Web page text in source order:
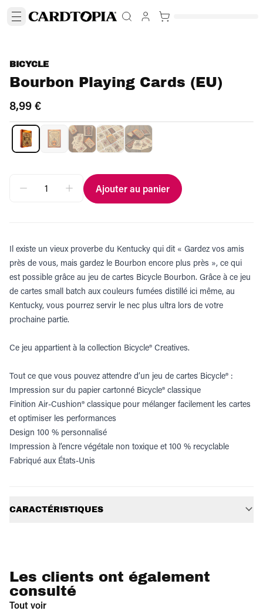
BICYCLE
Bourbon Playing Cards (EU)
8,99 €
Ajouter au panier
Il existe un vieux proverbe du Kentucky qui dit « Gardez vos amis
près de vous, mais gardez le Bourbon encore plus près », ce qui
est possible grâce au jeu de cartes Bicycle Bourbon. Grâce à ce jeu
de cartes small batch aux couleurs fumées distillé ici même, au
Kentucky, vous pourrez servir le nec plus ultra lors de votre
prochaine partie.
Ce jeu appartient à la collection Bicycle® Creatives.
Tout ce que vous pouvez attendre d’un jeu de cartes Bicycle® :
Impression sur du papier cartonné Bicycle® classique
Finition Air-Cushion® classique pour mélanger facilement les cartes
et optimiser les performances
Design 100 % personnalisé
Impression à l’encre végétale non toxique et 100 % recyclable
Fabriqué aux États-Unis
CARACTÉRISTIQUES
Les clients ont également
consulté
Tout voir